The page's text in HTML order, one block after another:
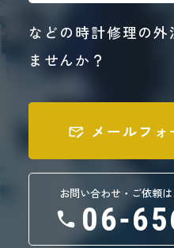
などの時計修理の
ませんか？
メールフォ
お問い合わせ・ご依頼
06-